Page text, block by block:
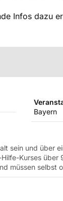
Infos dazu
Bayern
sein und über
Kurses
müssen selbst